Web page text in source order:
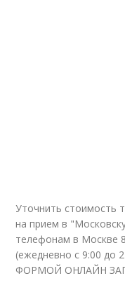
Уточнить стоимость
на прием в
телефонам в Москве
(ежедневно с 9:00 до
ФОРМОЙ ОНЛАЙН